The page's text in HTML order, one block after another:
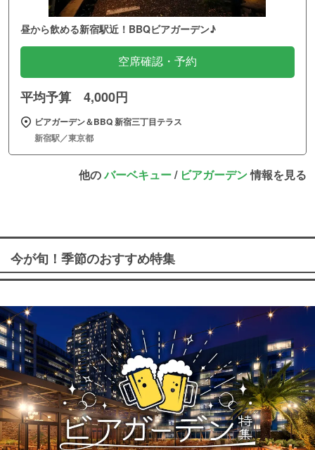
昼から飲める新宿駅近！BBQビアガーデン♪
空席確認・予約
平均予算 4,000円
ビアガーデン＆BBQ 新宿三丁目テラス
新宿駅／東京都
他のバーベキュー/ ビアガーデン情報を見る
今が旬！季節のおすすめ特集